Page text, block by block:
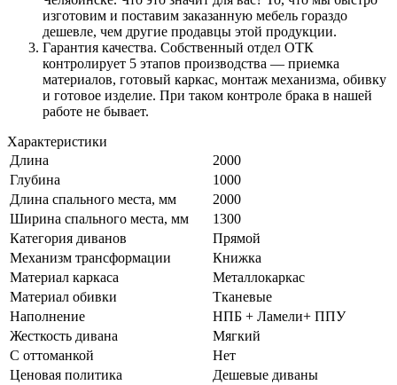
изготовим и поставим заказанную мебель гораздо
дешевле, чем другие продавцы этой продукции.
Гарантия качества. Собственный отдел ОТК
контролирует 5 этапов производства — приемка
материалов, готовый каркас, монтаж механизма, обивку
и готовое изделие. При таком контроле брака в нашей
работе не бывает.
Характеристики
Длина
2000
Глубина
1000
Длина спального места, мм
2000
Ширина спального места, мм
1300
Категория диванов
Прямой
Механизм трансформации
Книжка
Материал каркаса
Металлокаркас
Материал обивки
Тканевые
Наполнение
НПБ + Ламели+ ППУ
Жесткость дивана
Мягкий
С оттоманкой
Нет
Ценовая политика
Дешевые диваны